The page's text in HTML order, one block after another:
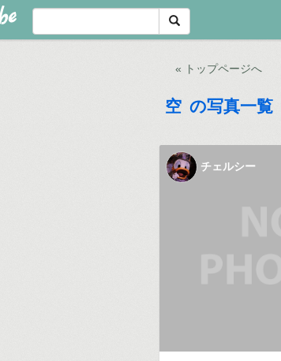
« トップページへ
空 の写真一覧
チェルシー